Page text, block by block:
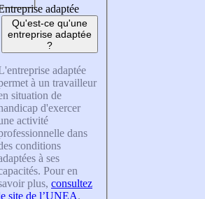
adaptée
Qu'est-ce qu'une
entreprise adaptée
?
adaptée
à un travailleur
situation de
d'exercer
activité
dans
conditions
à ses
Pour en
plus, consultez
site de l’UNEA.